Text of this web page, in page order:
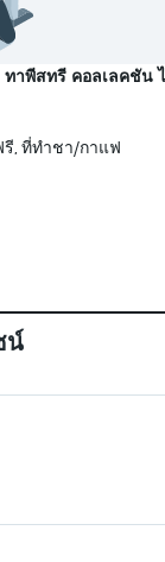
าพีสทรี คอลเลคชัน
รี, ที่ทำชา/กาแฟ
น์